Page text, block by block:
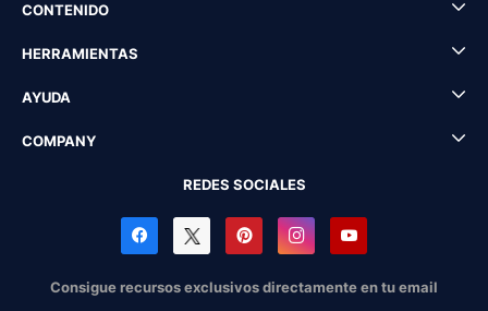
CONTENIDO
HERRAMIENTAS
AYUDA
COMPANY
REDES SOCIALES
Consigue recursos exclusivos directamente en tu email